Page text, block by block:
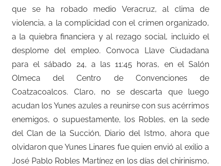
que se ha robado medio Veracruz, al clima de
violencia, a la complicidad con el crimen organizado,
a la quiebra financiera y al rezago social, incluido el
desplome del empleo. Convoca Llave Ciudadana
para el sábado 24, a las 11:45 horas, en el Salón
Olmeca del Centro de Convenciones de
Coatzacoalcos. Claro, no se descarta que luego
acudan los Yunes azules a reunirse con sus acérrimos
enemigos, o supuestamente, los Robles, en la sede
del Clan de la Succión, Diario del Istmo, ahora que
olvidaron que Yunes Linares fue quien envió al exilio a
José Pablo Robles Martínez en los días del chirinismo,